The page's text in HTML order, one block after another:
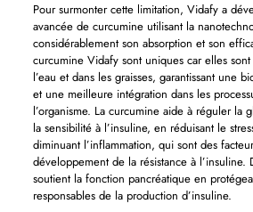
Pour surmonter cette limitation, Vidafy a
avancée de curcumine utilisant la
considérablement son absorption et son
curcumine Vidafy sont uniques car elles
l’eau et dans les graisses, garantissant une
et une meilleure intégration dans les
l’organisme. La curcumine aide à réguler la
la sensibilité à l’insuline, en réduisant le
diminuant l’inflammation, qui sont des
développement de la résistance à
soutient la fonction pancréatique en
responsables de la production d’insuline.